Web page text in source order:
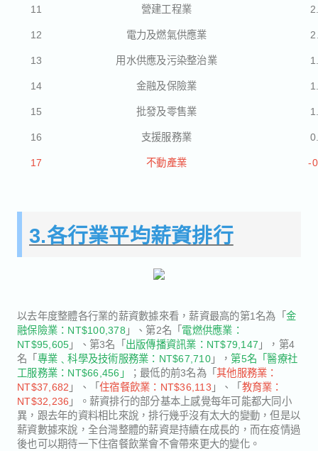
11 營建工程業
12
電力及燃氣供應業
13
用水供應及污染整治業
14
金融及保險業
15
批發及零售業
16
支援服務業
17
不動產業 -
3.各行業平均薪資排行
以去年度整體各行業的薪資數據來看，薪資最高的第1名為「金
融保險業：NT$100,378 」、第2名「電燃供應業：
NT$95,605」、第3名「出版傳播資訊業：NT$79,147 」，第4
名「專業﹑科學及技術服務業：NT$67,710」，第5名「醫療社
工服務業：NT$66,456」
；最低的前3名為「其他服務業：
NT$37,682 」、「住宿餐飲業：NT$36,113 」、「教育業：
NT$32,236 」。薪資排行的部分基本上感覺每年可能都大同小
異，跟去年的資料相比來說，排行幾乎沒有太大的變動，但是以
薪資數據來說，全台灣整體的薪資是持續在成長的，而在疫情過
後也可以期待一下住宿餐飲業會不會帶來更大的變化。